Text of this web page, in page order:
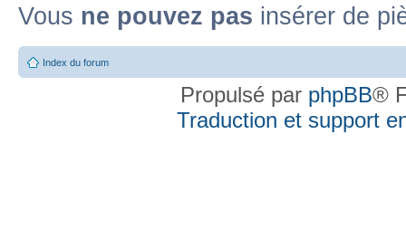
Vous ne pouvez pas insérer de
Index du forum
Propulsé par phpBB®
Traduction et support